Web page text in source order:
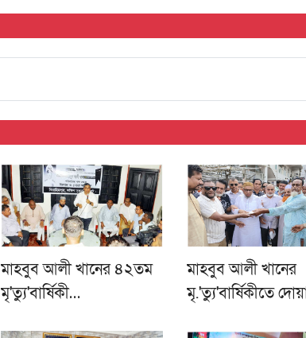
মাহবুব আলী খানের ৪২তম
মৃ'ত্যু'বার্ষিকী…
মাহবুব আলী খানের
মৃ.'ত্যু'বার্ষিকীতে